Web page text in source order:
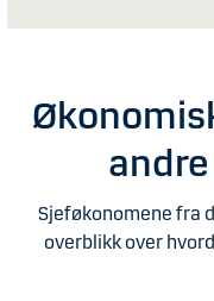
Sjeføkonomene fra
overblikk over